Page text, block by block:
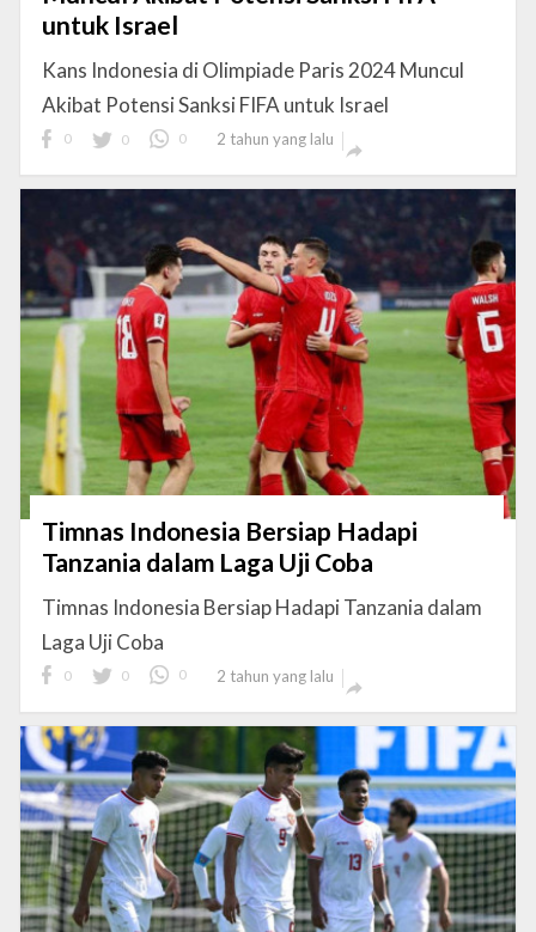
untuk Israel
Kans Indonesia di Olimpiade Paris 2024 Muncul
Akibat Potensi Sanksi FIFA untuk Israel
0 0 0 2 tahun yang lalu

Timnas Indonesia Bersiap Hadapi
Tanzania dalam Laga Uji Coba
Timnas Indonesia Bersiap Hadapi Tanzania dalam
Laga Uji Coba
0 0 0 2 tahun yang lalu
